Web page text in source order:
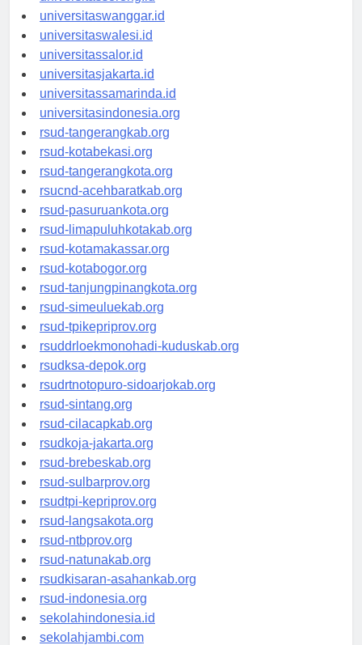
universitassorong.id
universitaswanggar.id
universitaswalesi.id
universitassalor.id
universitasjakarta.id
universitassamarinda.id
universitasindonesia.org
rsud-tangerangkab.org
rsud-kotabekasi.org
rsud-tangerangkota.org
rsucnd-acehbaratkab.org
rsud-pasuruankota.org
rsud-limapuluhkotakab.org
rsud-kotamakassar.org
rsud-kotabogor.org
rsud-tanjungpinangkota.org
rsud-simeuluekab.org
rsud-tpikepriprov.org
rsuddrloekmonohadi-kuduskab.org
rsudksa-depok.org
rsudrtnotopuro-sidoarjokab.org
rsud-sintang.org
rsud-cilacapkab.org
rsudkoja-jakarta.org
rsud-brebeskab.org
rsud-sulbarprov.org
rsudtpi-kepriprov.org
rsud-langsakota.org
rsud-ntbprov.org
rsud-natunakab.org
rsudkisaran-asahankab.org
rsud-indonesia.org
sekolahindonesia.id